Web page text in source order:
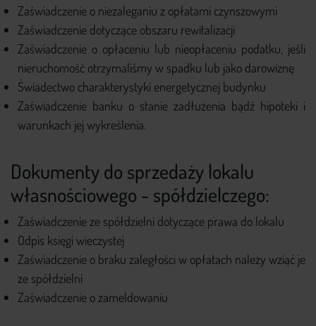
Zaświadczenie o niezaleganiu z opłatami czynszowymi
Zaświadczenie dotyczące obszaru rewitalizacji
Zaświadczenie o opłaceniu lub nieopłaceniu podatku, jeśli
nieruchomość otrzymaliśmy w spadku lub jako darowiznę
Świadectwo charakterystyki energetycznej budynku
Zaświadczenie banku o stanie zadłużenia bądź hipoteki i
warunkach jej wykreślenia.
Dokumenty do sprzedaży lokalu
własnościowego - spółdzielczego:
Zaświadczenie ze spółdzielni dotyczące prawa do lokalu
Odpis księgi wieczystej
Zaświadczenie o braku zaległości w opłatach należy wziąć je
ze spółdzielni
Zaświadczenie o zameldowaniu